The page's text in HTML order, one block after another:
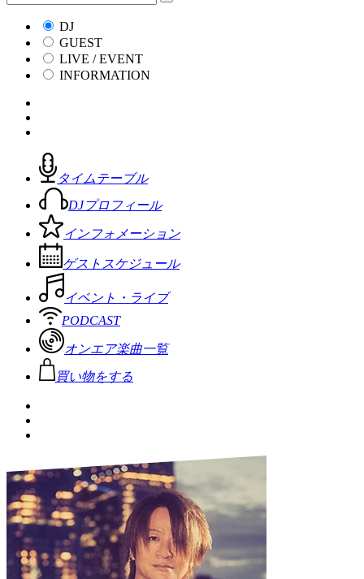
DJ
GUEST
LIVE / EVENT
INFORMATION
タイムテーブル
DJプロフィール
インフォメーション
ゲストスケジュール
イベント・ライブ
PODCAST
オンエア楽曲一覧
買い物をする